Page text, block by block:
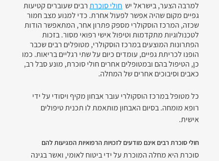
למרבה הצער, בישראל יש חולי סוכרת רבים שעוברים קטיעות
גפיים מקום שהיה אפשר לפעול אחרת. כדי למנוע מצב חמור
שכזה, המרכז הוסקולרי מספק פתרון אחר, המתאפשר הודות
לטכנולוגיות מתקדמות וטיפול אישי רפואי מסור. בזכות
הפתרונות המוצעים במרכז הוסקולרי, מטופלים רבים שכבר
הופנו לכריתת גפיים, עומדים כיום על שתי רגליים בריאות. כמו
כן, הטיפול בהם ובמטופלים אחרים חולי סוכרת, מונע סבל רב,
כאבים וסיבוכים אחרים של המחלה.
כל מטופל במרכז הוסקולרי עובר אבחון מקיף ויסודי על ידי
רופא מומחה. בסיום האבחון מותאמת לו תכנית טיפולים
אישית.
חולי סוכרת רבים אינם מודעים לזכויות הרפואיות המגיעות להם
סוכרת היא מחלה המוכרת על ידי ביטוח לאומי, ואשר בגינה